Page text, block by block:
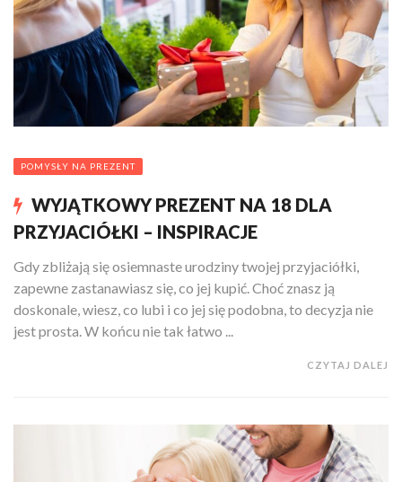
POMYSŁY NA PREZENT
WYJĄTKOWY PREZENT NA 18 DLA
PRZYJACIÓŁKI – INSPIRACJE
Gdy zbliżają się osiemnaste urodziny twojej przyjaciółki,
zapewne zastanawiasz się, co jej kupić. Choć znasz ją
doskonale, wiesz, co lubi i co jej się podobna, to decyzja nie
jest prosta. W końcu nie tak łatwo ...
CZYTAJ DALEJ